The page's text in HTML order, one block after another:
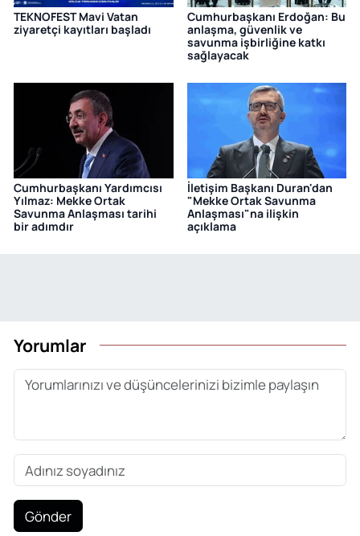
TEKNOFEST Mavi Vatan
ziyaretçi kayıtları başladı
Cumhurbaşkanı Erdoğan: Bu
anlaşma, güvenlik ve
savunma işbirliğine katkı
sağlayacak
Cumhurbaşkanı Yardımcısı
Yılmaz: Mekke Ortak
Savunma Anlaşması tarihi
bir adımdır
İletişim Başkanı Duran'dan
"Mekke Ortak Savunma
Anlaşması"na ilişkin
açıklama
Yorumlar
Gönder